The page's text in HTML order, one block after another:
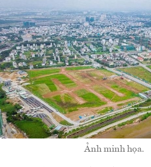
Ảnh minh họa.